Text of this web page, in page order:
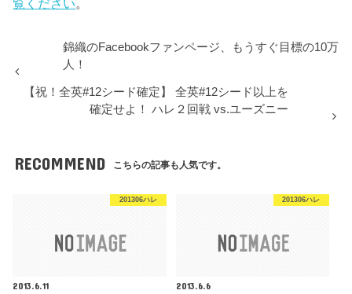
錦織のFacebookファンページ、もうすぐ目標の10万
人！
【祝！全英#12シード確定】 全英#12シード以上を
確定せよ！ ハレ２回戦 vs.ユーズニー
RECOMMEND こちらの記事も人気です。
201306ハレ
2013.6.11
201306ハレ
2013.6.6